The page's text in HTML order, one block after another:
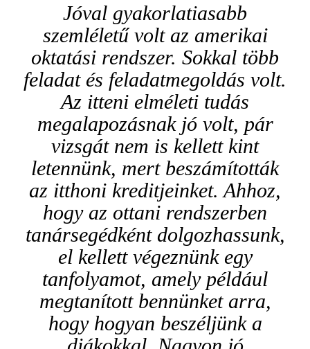
Jóval gyakorlatiasabb
szemléletű volt az amerikai
oktatási rendszer. Sokkal több
feladat és feladatmegoldás volt.
Az itteni elméleti tudás
megalapozásnak jó volt, pár
vizsgát nem is kellett kint
letennünk, mert beszámították
az itthoni kreditjeinket. Ahhoz,
hogy az ottani rendszerben
tanársegédként dolgozhassunk,
el kellett végeznünk egy
tanfolyamot, amely például
megtanított bennünket arra,
hogy hogyan beszéljünk a